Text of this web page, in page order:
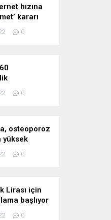
hızına
kararı
0
0
osteoporoz
yüksek
0
Lirası için
başlıyor
0